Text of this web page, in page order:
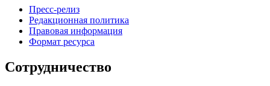
Пресс-релиз
Редакционная политика
Правовая информация
Формат ресурса
Сотрудничество